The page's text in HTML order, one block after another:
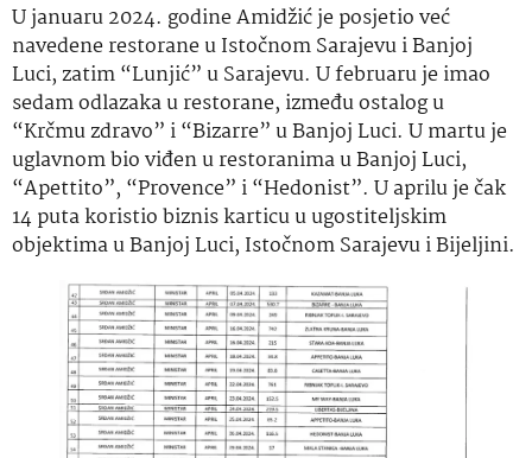
U januaru 2024. godine Amidžić je posjetio već
navedene restorane u Istočnom Sarajevu i Banjoj
Luci, zatim “Lunjić” u Sarajevu. U februaru je imao
sedam odlazaka u restorane, između ostalog u
“Krčmu zdravo” i “Bizarre” u Banjoj Luci. U martu je
uglavnom bio viđen u restoranima u Banjoj Luci,
“Apettito”, “Provence” i “Hedonist”. U aprilu je čak
14 puta koristio biznis karticu u ugostiteljskim
objektima u Banjoj Luci, Istočnom Sarajevu i Bijeljini.